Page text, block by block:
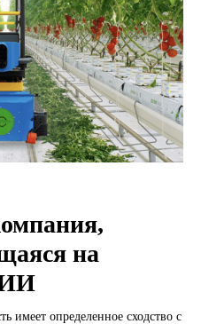
на
ИИ
имеет определенное сходство с